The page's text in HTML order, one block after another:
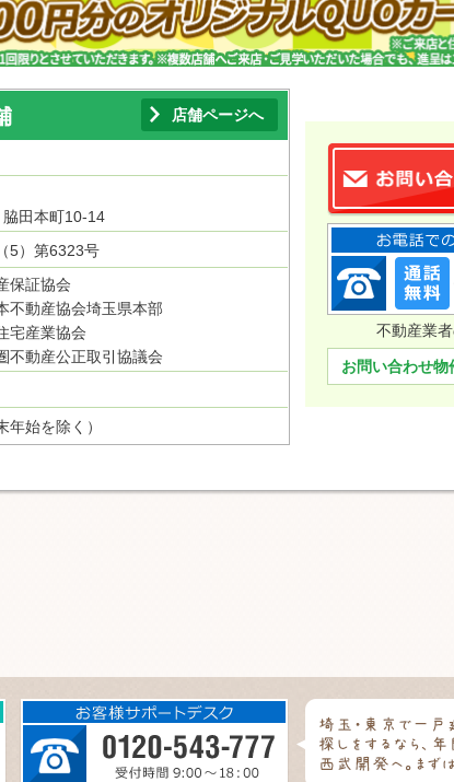
店舗ページへ
田本町10-14
5）第6323号
保証協会
不動産協会埼玉県本部
宅産業協会
不動産公正取引協議会
年始を除く）
不動産業
お問い合わせ物